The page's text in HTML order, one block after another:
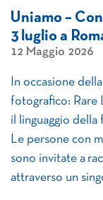
Uniamo –
3 luglio a
12 Maggio 2026
In occasione
fotografico: Rare
il linguaggio
Le persone con
sono invitate a
attraverso un